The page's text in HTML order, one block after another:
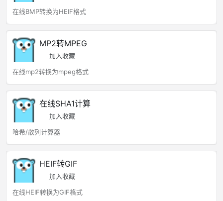
在线BMP转换为HEIF格式
MP2转MPEG
加入收藏
在线mp2转换为mpeg格式
在线SHA1计算
加入收藏
哈希/散列计算器
HEIF转GIF
加入收藏
在线HEIF转换为GIF格式